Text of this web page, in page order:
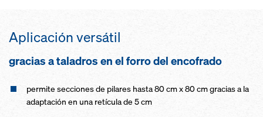
Aplica­ción versátil
gracias a taladros en el forro del encofra­do
permite secciones de pila­res hasta 80 cm x 80 cm gracias a la
adapta­ción en una retícula de 5 cm